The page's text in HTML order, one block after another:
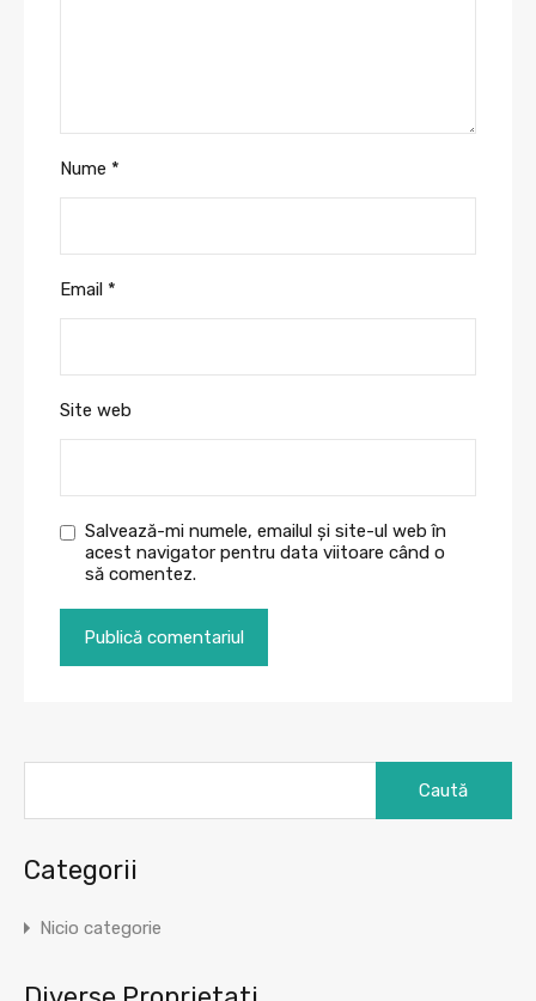
Nume *
Email *
Site web
Salvează-mi numele, emailul și site-ul web în
acest navigator pentru data viitoare când o
să comentez.
Categorii
Nicio categorie